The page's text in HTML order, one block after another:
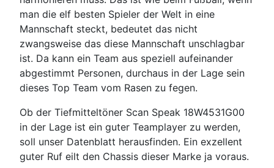
man die elf besten Spieler der Welt in eine
Mannschaft steckt, bedeutet das nicht
zwangsweise das diese Mannschaft unschlagbar
ist. Da kann ein Team aus speziell aufeinander
abgestimmt Personen, durchaus in der Lage sein
dieses Top Team vom Rasen zu fegen.
Ob der Tiefmitteltöner Scan Speak 18W4531G00
in der Lage ist ein guter Teamplayer zu werden,
soll unser Datenblatt herausfinden. Ein exzellent
guter Ruf eilt den Chassis dieser Marke ja voraus.